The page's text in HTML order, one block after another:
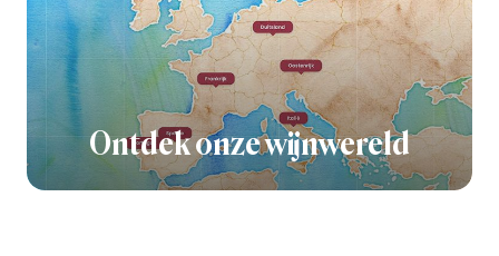
Ontdek onze wijnwereld